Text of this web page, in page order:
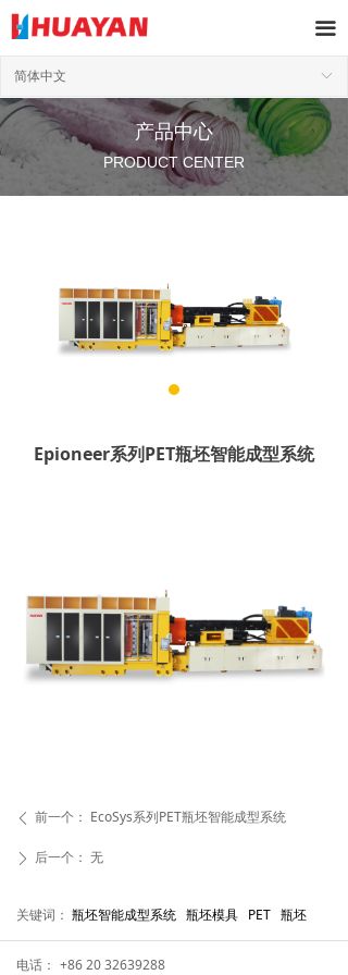
ꀅ
简体中文
끀
产品中心
PRODUCT CENTER
ꄴ 前一个： EcoSys系列PET瓶坯智能成型系统
ꄲ 后一个： 无
Epioneer系列PET瓶坯智能成型系统
关键词： 瓶坯智能成型系统 瓶坯模具 PET 瓶坯
电话： +86 20 32639288